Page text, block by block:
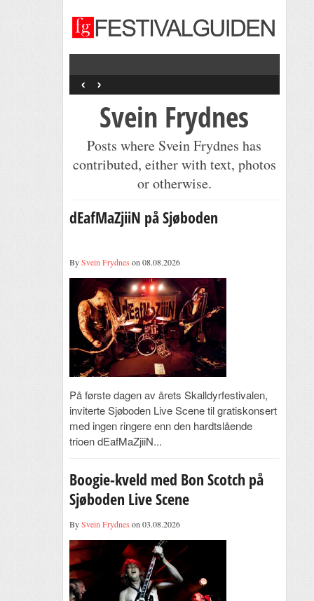
‹ ›
Svein Frydnes
Posts where Svein Frydnes has
contributed, either with text, photos
or otherwise.
dEafMaZjiiN på Sjøboden
BySvein Frydnes on 08.08.2026
På første dagen av årets Skalldyrfestivalen,
inviterte Sjøboden Live Scene til gratiskonsert
med ingen ringere enn den hardtslående
trioen dEafMaZjiiN...
Boogie-kveld med Bon Scotch på
Sjøboden Live Scene
BySvein Frydnes on 03.08.2026